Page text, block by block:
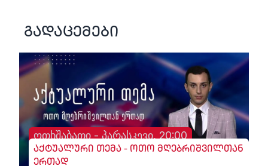
გადაცემები
ოთხშაბათი - პარასკევი, 20:00
აქტუალური თემა - ოთო მღებრიშვილთან
ერთად